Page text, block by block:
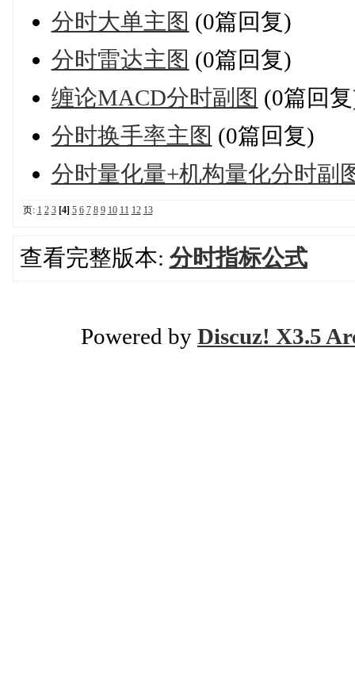
分时大单主图 (0篇回复)
分时雷达主图 (0篇回复)
缠论MACD分时副图 (0篇回
分时换手率主图 (0篇回复)
分时量化量+机构量化分时副
页: 1 2 3 [4] 5 6 7 8 9 10 11 12 13
查看完整版本: 分时指标公式
Powered by Discuz! X3.5